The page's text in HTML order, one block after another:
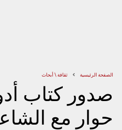
الصفحة الرئيسية ثقافة \ أبحاث
صدور كتاب
حوار مع